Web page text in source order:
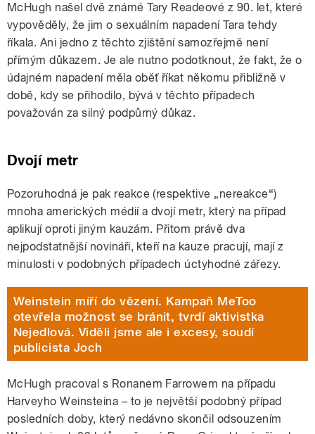
McHugh našel dvě známé Tary Readeové z 90. let, které
vypověděly, že jim o sexuálním napadení Tara tehdy
říkala. Ani jedno z těchto zjištění samozřejmě není
přímým důkazem. Je ale nutno podotknout, že fakt, že o
údajném napadení měla oběť říkat někomu přibližně v
době, kdy se přihodilo, bývá v těchto případech
považován za silný podpůrný důkaz.
Dvojí metr
Pozoruhodná je pak reakce (respektive „nereakce“)
mnoha amerických médií a dvojí metr, který na případ
aplikují oproti jiným kauzám. Přitom právě dva
nejpodstatnější novináři, kteří na kauze pracují, mají z
minulosti v podobných případech úctyhodné zářezy.
Weinstein míří do vězení. Kampaň MeToo
otevřela možnost se bránit, tvrdí aktivistka
Nejedlová. Viděli jsme ale i excesy, soudí
publicista Joch
McHugh pracoval s Ronanem Farrowem na případu
Harveyho Weinsteina – to je největší podobný případ
posledních doby, který nedávno skončil odsouzením